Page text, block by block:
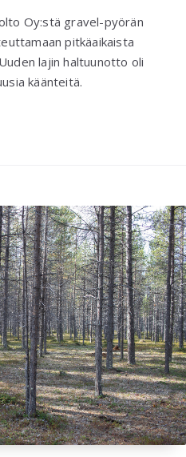
Oy:stä gravel-pyörän
pitkäaikaista
lajin haltuunotto oli
käänteitä.